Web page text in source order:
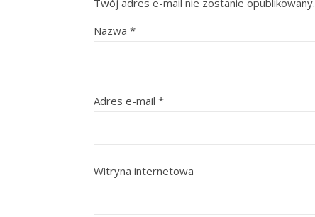
Twój adres e-mail nie zostanie opublikowany.
Nazwa *
Adres e-mail *
Witryna internetowa